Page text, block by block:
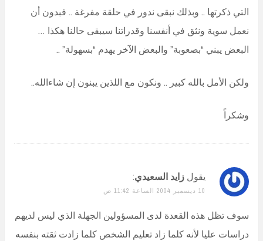
التي ذكرتها .. وبذلك نبقى ندور في حلقة مفرغة .. فبدون أن
نعمل سوية ونثق في أنفسنا وقدراتنا سيبقى حالنا هكذا …
البعض يبني “بصعوبة” والبعض الآخر يهدم “بسهولة” ..
ولكن الأمل بالله كبير .. ونكون مع اللذين يبنون إن شاءالله..
وشكراً
يقول زايد السعيدي:
10 ديسمبر 2004 الساعة 11:42 ص
سوف تظل هذه القعدة لدى المسؤولين الجهلة الذي ليس لديهم
دراسات عليا لأنه كلما زاد تعليم الشخص كلما زادت ثقته بنفسه